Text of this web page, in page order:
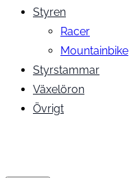
Styren
Racer
Mountainbike
Styrstammar
Växelöron
Övrigt